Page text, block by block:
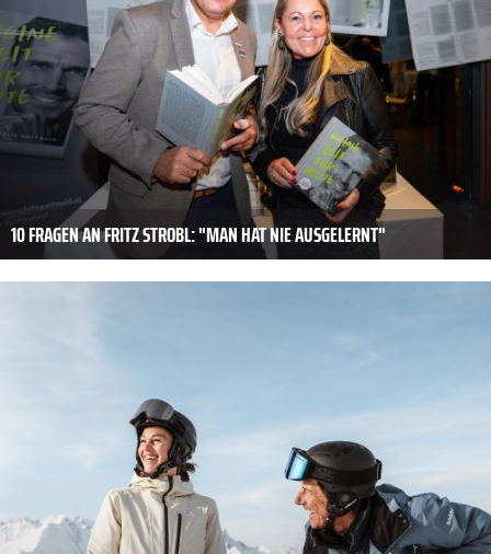
10 FRAGEN AN FRITZ STROBL: "MAN HAT NIE AUSGELERNT"